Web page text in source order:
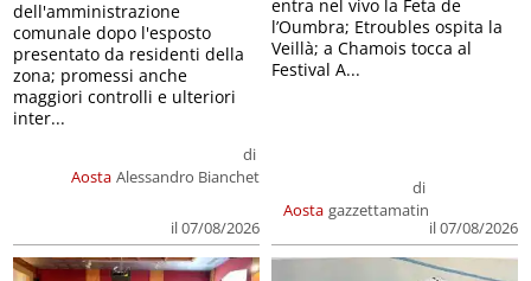
Aosta
di
Alessandro Bianchet
il 07/08/2026
dell'amministrazione
comunale dopo l'esposto
presentato da residenti della
zona; promessi anche
maggiori controlli e ulteriori
inter...
Aosta
di
gazzettamatin
il 07/08/2026
entra nel vivo la Feta de
l’Oumbra; Etroubles ospita la
Veillà; a Chamois tocca al
Festival A...